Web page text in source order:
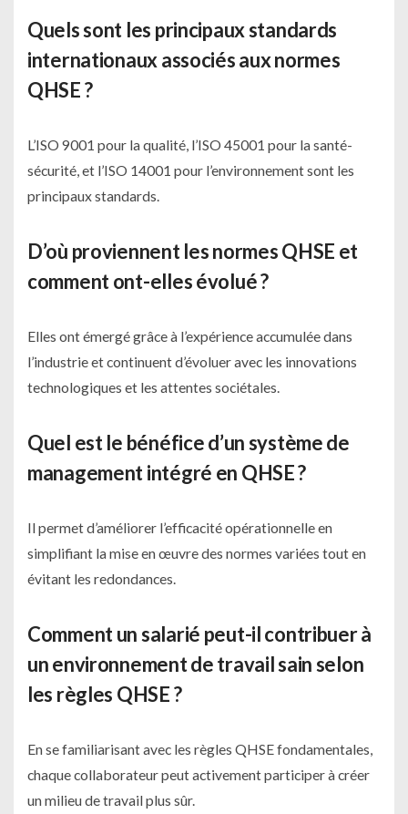
Quels sont les principaux standards
internationaux associés aux normes
QHSE ?
L’ISO 9001 pour la qualité, l’ISO 45001 pour la santé-
sécurité, et l’ISO 14001 pour l’environnement sont les
principaux standards.
D’où proviennent les normes QHSE et
comment ont-elles évolué ?
Elles ont émergé grâce à l’expérience accumulée dans
l’industrie et continuent d’évoluer avec les innovations
technologiques et les attentes sociétales.
Quel est le bénéfice d’un système de
management intégré en QHSE ?
Il permet d’améliorer l’efficacité opérationnelle en
simplifiant la mise en œuvre des normes variées tout en
évitant les redondances.
Comment un salarié peut-il contribuer à
un environnement de travail sain selon
les règles QHSE ?
En se familiarisant avec les règles QHSE fondamentales,
chaque collaborateur peut activement participer à créer
un milieu de travail plus sûr.